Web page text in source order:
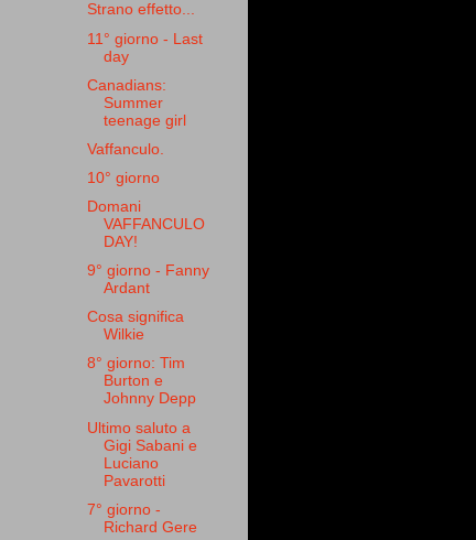
Strano effetto...
11° giorno - Last
day
Canadians:
Summer
teenage girl
Vaffanculo.
10° giorno
Domani
VAFFANCULO
DAY!
9° giorno - Fanny
Ardant
Cosa significa
Wilkie
8° giorno: Tim
Burton e
Johnny Depp
Ultimo saluto a
Gigi Sabani e
Luciano
Pavarotti
7° giorno -
Richard Gere